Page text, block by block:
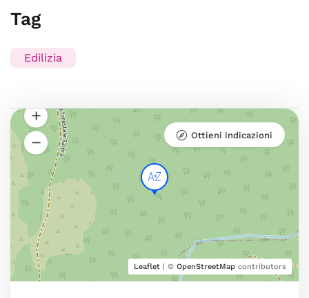
Tag
Edilizia
Leaflet | © OpenStreetMap contributors
Ottieni indicazioni